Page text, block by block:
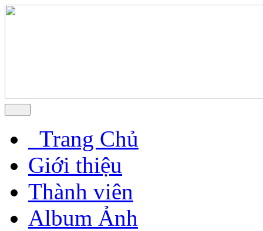
Trang Chủ
Giới thiệu
Thành viên
Album Ảnh